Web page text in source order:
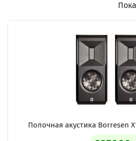
Полочная акустика Borresen